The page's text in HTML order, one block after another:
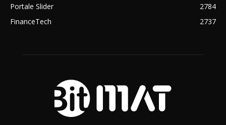
Portale Slider
2784
FinanceTech
2737